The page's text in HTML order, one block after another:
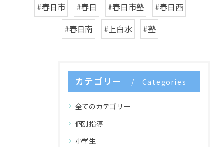
#春日市 #春日 #春日市塾
#春日西
#春日南
#上白水 #塾
カテゴリー Categories
全てのカテゴリー
個別指導
小学生